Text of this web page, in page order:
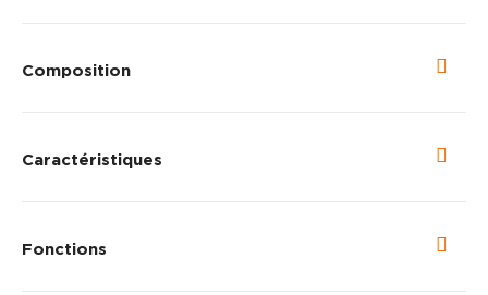
Composition
Caractéristiques
Fonctions